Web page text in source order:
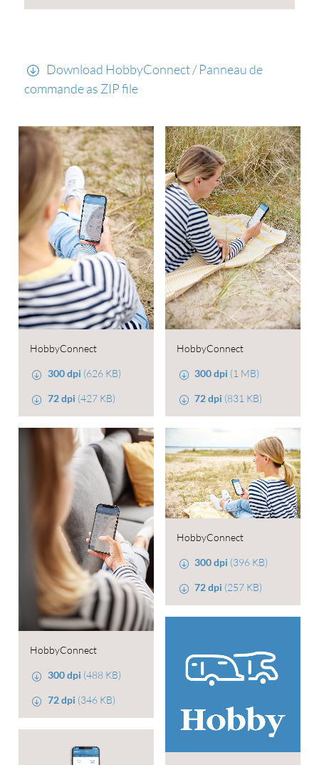
Download HobbyConnect / Panneau de
commande as ZIP file
HobbyConnect
300 dpi (626 KB)
72 dpi (427 KB)
HobbyConnect
300 dpi (1 MB)
72 dpi (831 KB)
HobbyConnect
300 dpi (488 KB)
72 dpi (346 KB)
HobbyConnect
300 dpi (396 KB)
72 dpi (257 KB)